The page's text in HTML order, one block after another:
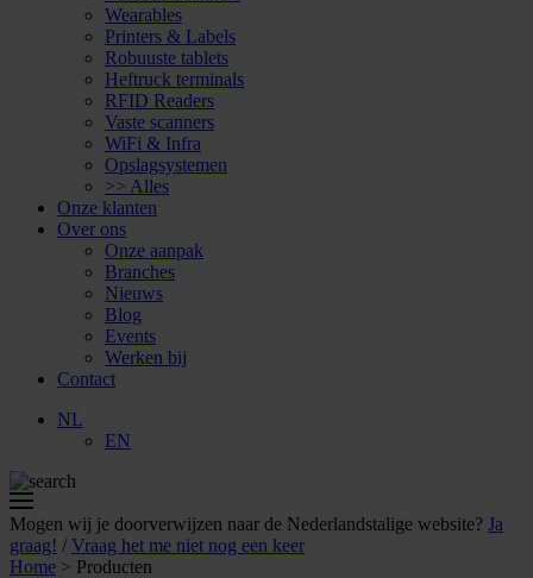
Wearables
Printers & Labels
Robuuste tablets
Heftruck terminals
RFID Readers
Vaste scanners
WiFi & Infra
Opslagsystemen
>> Alles
Onze klanten
Over ons
Onze aanpak
Branches
Nieuws
Blog
Events
Werken bij
Contact
NL
EN
Mogen wij je doorverwijzen naar de Nederlandstalige website? Ja
graag! / Vraag het me niet nog een keer
Home > Producten